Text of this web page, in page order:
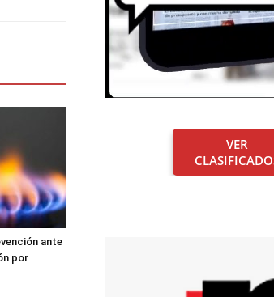
ante
por
VER